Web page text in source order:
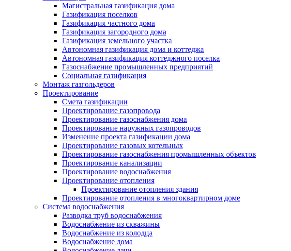
Магистральная газификация дома
Газификация поселков
Газификация частного дома
Газификация загородного дома
Газификация земельного участка
Автономная газификация дома и коттеджа
Автономная газификация коттеджного поселка
Газоснабжение промышленных предприятий
Социальная газификация
Монтаж газгольдеров
Проектирование
Смета газификации
Проектирование газопровода
Проектирование газоснабжения дома
Проектирование наружных газопроводов
Изменение проекта газификации дома
Проектирование газовых котельных
Проектирование газоснабжения промышленных объектов
Проектирование канализации
Проектирование водоснабжения
Проектирование отопления
Проектирование отопления здания
Проектирование отопления в многоквартирном доме
Система водоснабжения
Разводка труб водоснабжения
Водоснабжение из скважины
Водоснабжение из колодца
Водоснабжение дома